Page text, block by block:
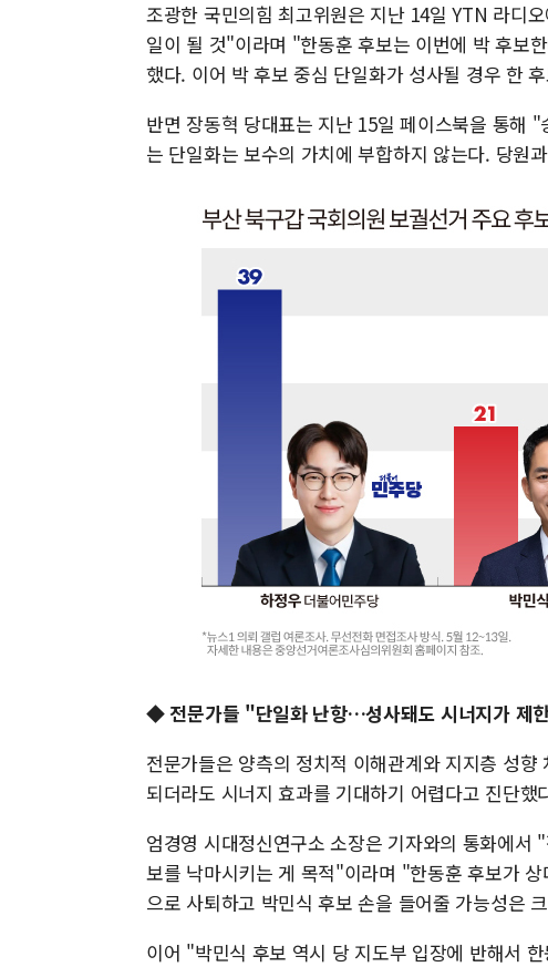
조광한 국민의힘 최고위원은 지난 14일 YTN 라디
일이 될 것"이라며 "한동훈 후보는 이번에 박 후보
했다. 이어 박 후보 중심 단일화가 성사될 경우 한
반면 장동혁 당대표는 지난 15일 페이스북을 통해
는 단일화는 보수의 가치에 부합하지 않는다. 당원
◆ 전문가들 "단일화 난항…성사돼도 시너지가 제
전문가들은 양측의 정치적 이해관계와 지지층 성
되더라도 시너지 효과를 기대하기 어렵다고 진단했
엄경영 시대정신연구소 소장은 기자와의 통화에서
보를 낙마시키는 게 목적"이라며 "한동훈 후보가
으로 사퇴하고 박민식 후보 손을 들어줄 가능성은
이어 "박민식 후보 역시 당 지도부 입장에 반해서